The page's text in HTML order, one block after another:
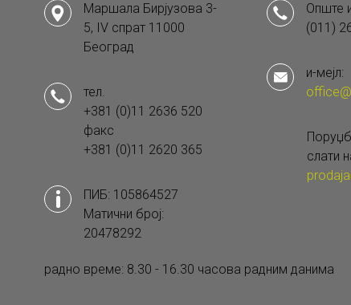
Маршала Бирјузова 3-
5, IV спрат 11000
Београд
тел.
+381 (0)11 2636 520
факс
+381 (0)11 2620 365
ПИБ: 105864527
Матични број:
20478292
Опште
(011)
и-мејл:
слати
радно време: 8.30 - 16.30 часова радним данима